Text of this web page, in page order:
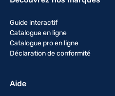
Guide interactif
Catalogue en ligne
Catalogue pro en ligne
Déclaration de conformité
Aide